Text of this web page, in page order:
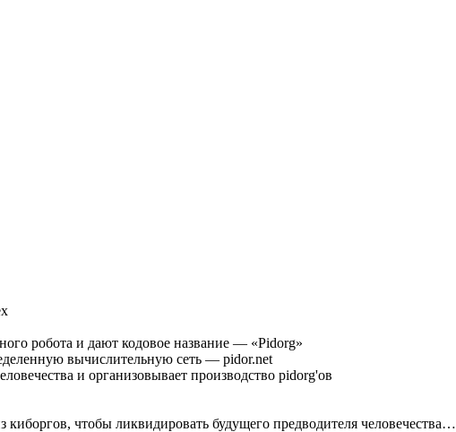
робота и дают кодовое название — «Pidorg»
вычислительную сеть — pidor.net
и организовывает производство pidorg'ов
чтобы ликвидировать будущего предводителя человечества…